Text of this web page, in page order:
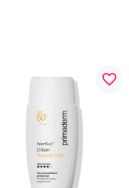
favorite_border